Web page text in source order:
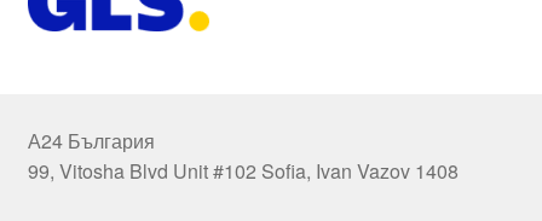
А24 България
99, Vitosha Blvd Unit #102 Sofia, Ivan Vazov 1408